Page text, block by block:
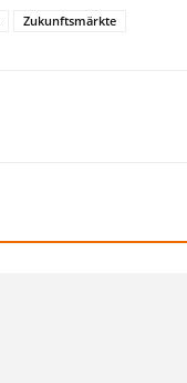
Zukunftsmärkte